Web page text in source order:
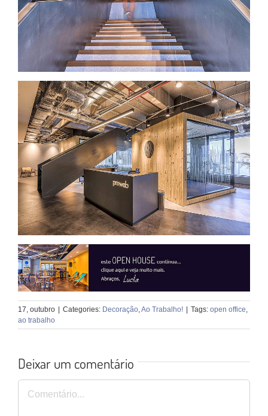
17, outubro Categories: Decoração,Ao Trabalho! Tags: open office,
ao trabalho
Deixar um comentário
Comentário